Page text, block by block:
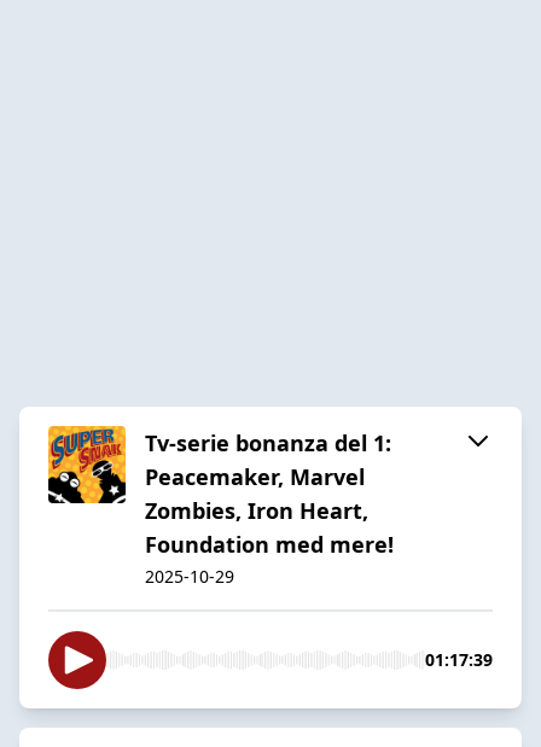
Tv-serie bonanza del 1:
Peacemaker, Marvel
Zombies, Iron Heart,
Foundation med mere!
2025-10-29
01:17:39